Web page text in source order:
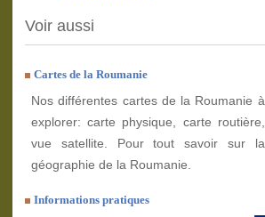
Voir aussi
Cartes de la Roumanie
Nos différentes cartes de la Roumanie à
explorer: carte physique, carte routière,
vue satellite. Pour tout savoir sur la
géographie de la Roumanie.
Informations pratiques